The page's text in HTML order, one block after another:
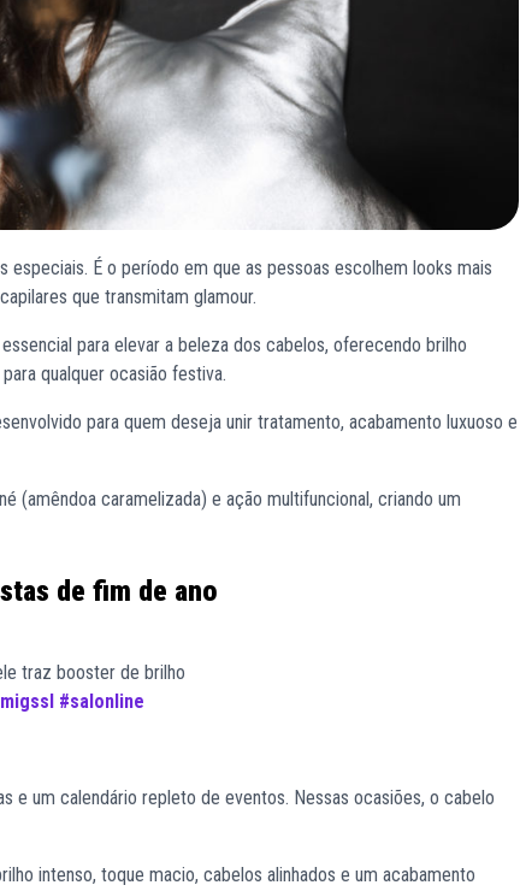
É o período em que as pessoas escolhem looks mais
que transmitam glamour.
para elevar a beleza dos cabelos, oferecendo brilho
qualquer ocasião festiva.
para quem deseja unir tratamento, acabamento luxuoso e
(amêndoa caramelizada) e ação multifuncional, criando um
de fim de ano
traz booster de brilho
#salonline
e um calendário repleto de eventos. Nessas ocasiões, o cabelo
intenso, toque macio, cabelos alinhados e um acabamento